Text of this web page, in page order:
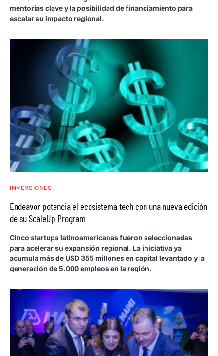
mentorías clave y la posibilidad de financiamiento para
escalar su impacto regional.
INVERSIONES
Endeavor potencia el ecosistema tech con una nueva edición
de su ScaleUp Program
Cinco startups latinoamericanas fueron seleccionadas
para acelerar su expansión regional. La iniciativa ya
acumula más de USD 355 millones en capital levantado y la
generación de 5.000 empleos en la región.